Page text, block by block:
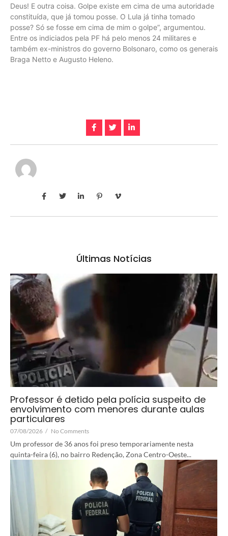
Deus! E outra coisa. Golpe existe em cima de uma autoridade
constituída, que já tomou posse. O Lula já tinha tomado
posse? Só se fosse em cima de mim o golpe”, argumentou.
Entre os indiciados pela PF há pelo menos 24 militares e
também ex-ministros do governo Bolsonaro, como os generais
Braga Netto e Augusto Heleno.
Últimas Notícias
Professor é detido pela polícia suspeito de
envolvimento com menores durante aulas
particulares
07/08/2026 / No Comments
Um professor de 36 anos foi preso temporariamente nesta
quinta-feira (6), no bairro Redenção, Zona Centro-Oeste...